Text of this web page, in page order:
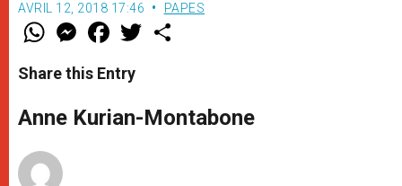
AVRIL 12, 2018 17:46 PAPES
W
t
s
p
p
M
e
s
e
g
e
F
a
e
b
o
k
w
r
Share this Entry
Anne Kurian-Montabone